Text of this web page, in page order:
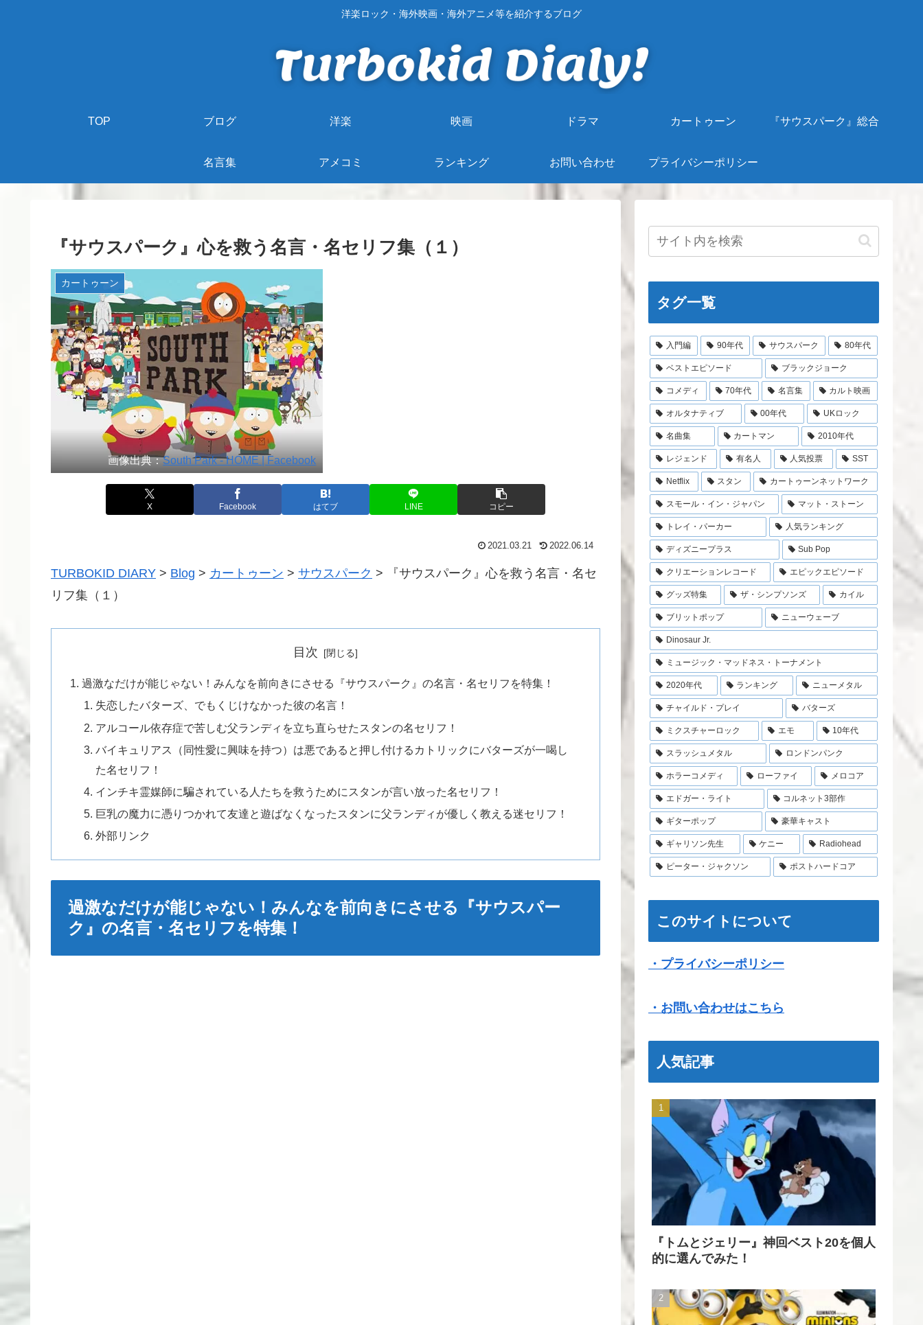
洋楽ロック・海外映画・海外アニメ等を紹介するブログ
TOP ブログ 洋楽 映画 ドラマ カートゥーン 『サウスパーク』総合
名言集 アメコミ ランキング お問い合わせ プライバシーポリシー
『サウスパーク』心を救う名言・名セリフ集（１）
カートゥーン
画像出典：South Park - HOME | Facebook
X Facebook はてブ LINE コピー
2021.03.21 2022.06.14
TURBOKID DIARY > Blog > カートゥーン > サウスパーク >
『サウスパーク』心を救う名言・名セ
リフ集（１）
目次
過激なだけが能じゃない！みんなを前向きにさせる『サウスパーク』の名言・名セリフを特集！
失恋したバターズ、でもくじけなかった彼の名言！
アルコール依存症で苦しむ父ランディを立ち直らせたスタンの名セリフ！
バイキュリアス（同性愛に興味を持つ）は悪であると押し付けるカトリックにバターズが一喝し
た名セリフ！
インチキ霊媒師に騙されている人たちを救うためにスタンが言い放った名セリフ！
巨乳の魔力に憑りつかれて友達と遊ばなくなったスタンに父ランディが優しく教える迷セリフ！
外部リンク
過激なだけが能じゃない！みんなを前向きにさせる『サウスパー
ク』の名言・名セリフを特集！
タグ一覧
入門編 90年代 サウスパーク 80年代
ベストエピソード ブラックジョーク
コメディ 70年代 名言集 カルト映画
オルタナティブ 00年代 UKロック
名曲集 カートマン 2010年代
レジェンド 有名人 人気投票 SST
Netflix スタン カートゥーンネットワーク
スモール・イン・ジャパン マット・ストーン
トレイ・パーカー 人気ランキング
ディズニープラス Sub Pop
クリエーションレコード エピックエピソード
グッズ特集 ザ・シンプソンズ カイル
ブリットポップ ニューウェーブ
Dinosaur Jr.
ミュージック・マッドネス・トーナメント
2020年代 ランキング ニューメタル
チャイルド・プレイ バターズ
ミクスチャーロック エモ 10年代
スラッシュメタル ロンドンパンク
ホラーコメディ ローファイ メロコア
エドガー・ライト コルネット3部作
ギターポップ 豪華キャスト
ギャリソン先生 ケニー Radiohead
ピーター・ジャクソン ポストハードコア
このサイトについて
・プライバシーポリシー
・お問い合わせはこちら
人気記事
『トムとジェリー』神回ベスト20を個人
的に選んでみた！